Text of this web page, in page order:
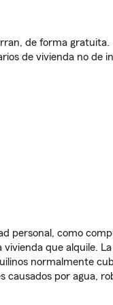
de forma gratuita.
de vivienda no de
personal, como
que alquile.
normalmente
por agua,